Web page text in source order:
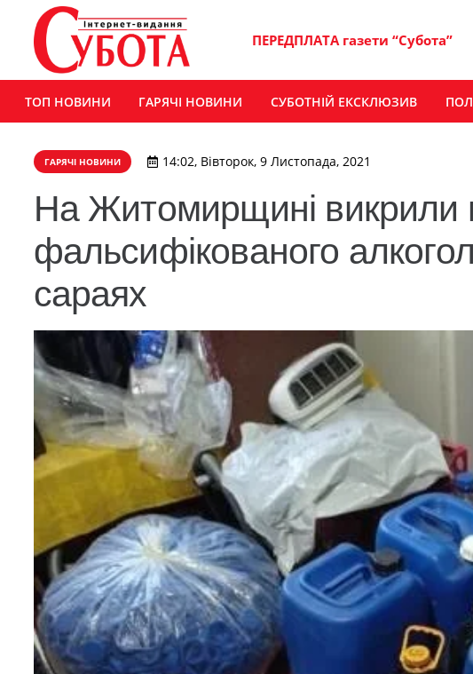
ПЕРЕДПЛАТА газети “Субота”
ТОП НОВИНИ ГАРЯЧІ НОВИНИ СУБОТНІЙ ЕКСКЛЮЗИВ
ГАРЯЧІ НОВИНИ 14:02, Вівторок, 9 Листопада, 2021
На Житомирщині викрили
фальсифікованого
сараях